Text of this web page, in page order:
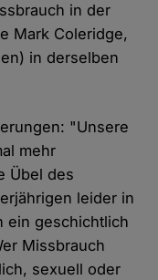
in der
Mark Coleridge,
in derselben
"Unsere
mehr
Übel des
leider in
ein geschichtlich
Missbrauch
sexuell oder